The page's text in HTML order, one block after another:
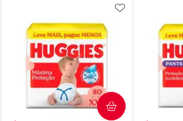
Laboratório
Por Menos Por
ADICIONAR
COMPRAR